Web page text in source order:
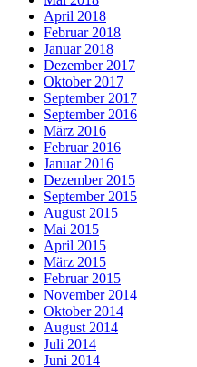
April 2018
Februar 2018
Januar 2018
Dezember 2017
Oktober 2017
September 2017
September 2016
März 2016
Februar 2016
Januar 2016
Dezember 2015
September 2015
August 2015
Mai 2015
April 2015
März 2015
Februar 2015
November 2014
Oktober 2014
August 2014
Juli 2014
Juni 2014